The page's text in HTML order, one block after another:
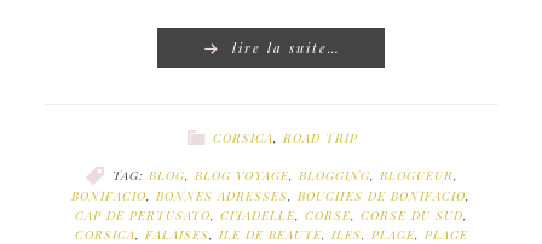
lire la suite…
CORSICA, ROAD TRIP
TAG: BLOG, BLOG VOYAGE, BLOGGING, BLOGUEUR,
BONIFACIO, BONNES ADRESSES, BOUCHES DE BONIFACIO,
CAP DE PERTUSATO, CITADELLE, CORSE, CORSE DU SUD,
CORSICA, FALAISES, ILE DE BEAUTE, ILES, PLAGE, PLAGE